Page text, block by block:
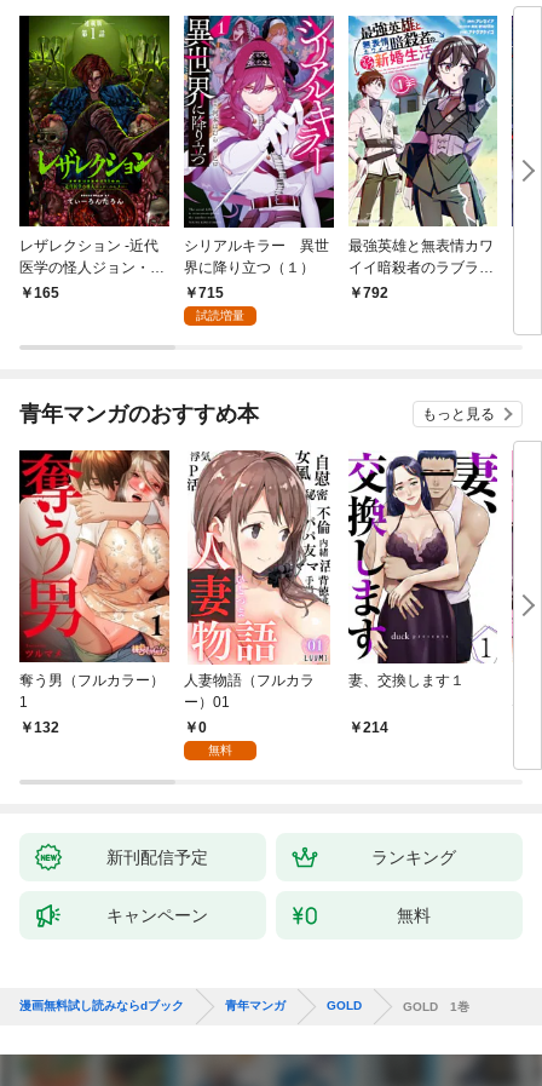
レザレクション -近代
医学の怪人ジョン・ハ
ンター- 連載版 第1話
165
シリアルキラー 異世
界に降り立つ（１）
715
試読増量
最強英雄と無表情カワ
イイ暗殺者のラブラブ
新婚生活 １巻
792
青年マンガのおすすめ本 もっと見る
奪う男（フルカラー）
1
132
人妻物語（フルカラ
ー）01
0
無料
妻、交換します１
214
な
新刊配信予定 ランキング
キャンペーン 無料
漫画無料試し読みならdブック 青年マンガ GOLD GOLD 1巻